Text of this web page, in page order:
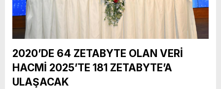
2020’DE 64 ZETABYTE OLAN VERİ
HACMİ 2025’TE 181 ZETABYTE’A
ULAŞACAK